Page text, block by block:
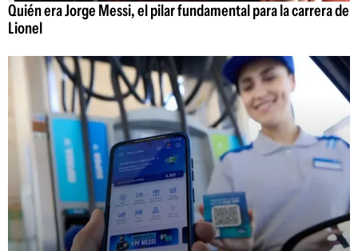
Quién era Jorge Messi, el pilar fundamental para la carrera de
Lionel